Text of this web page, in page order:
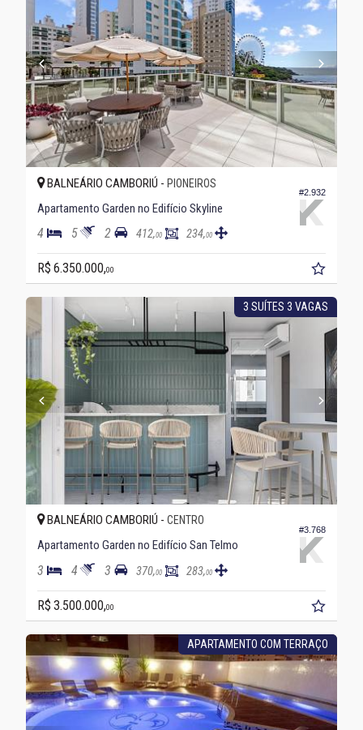
#2.932
BALNEÁRIO CAMBORIÚ - PIONEIROS
Apartamento Garden no Edifício Skyline
4 5 2 412,00 234,00
R$ 6.350.000,00
3 SUÍTES 3 VAGAS
#3.768
BALNEÁRIO CAMBORIÚ - CENTRO
Apartamento Garden no Edifício San Telmo
3 4 3 370,00 283,00
R$ 3.500.000,00
APARTAMENTO COM TERRAÇO